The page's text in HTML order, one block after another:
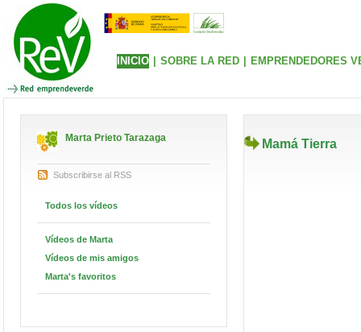
INICIO SOBRE LA RED EMPRENDEDORES
Marta Prieto Tarazaga
Subscribirse al RSS
Todos los vídeos
Vídeos de Marta
Vídeos de mis amigos
Marta's favoritos
Mamá Tierra